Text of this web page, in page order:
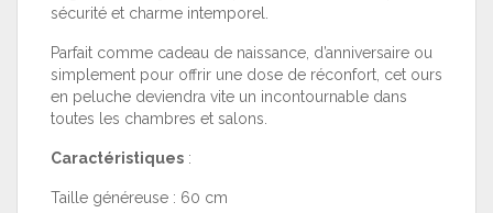
sécurité et charme intemporel.
Parfait comme cadeau de naissance, d’anniversaire ou
simplement pour offrir une dose de réconfort, cet ours
en peluche deviendra vite un incontournable dans
toutes les chambres et salons.
Caractéristiques :
Taille généreuse : 60 cm